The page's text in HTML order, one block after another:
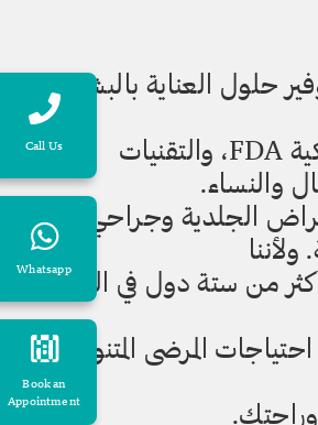
Call Us
Whatsapp
Book an
Appointment
حلول العناية بالبشرة
والمنتجات المعتمدة من إدارة الغذاء والعقاقير الأمريكية FDA، والتقنيات
والنساء.
الجلدية وجراحي
من ستة دول في الشرق
المرضى المتنوعة